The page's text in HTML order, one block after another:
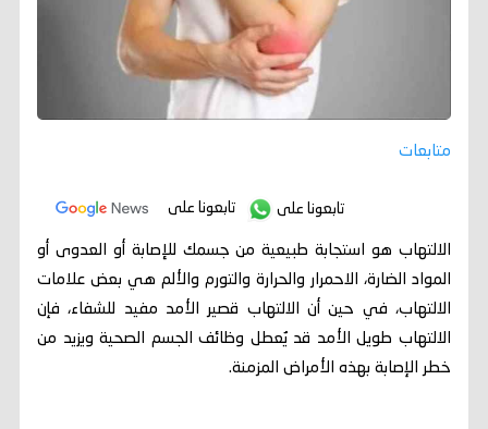
متابعات
تابعونا على تابعونا على
الالتهاب هو استجابة طبيعية من جسمك للإصابة أو العدوى أو
المواد الضارة، الاحمرار والحرارة والتورم والألم هي بعض علامات
الالتهاب، في حين أن الالتهاب قصير الأمد مفيد للشفاء، فإن
الالتهاب طويل الأمد قد يُعطل وظائف الجسم الصحية ويزيد من
خطر الإصابة بهذه الأمراض المزمنة.